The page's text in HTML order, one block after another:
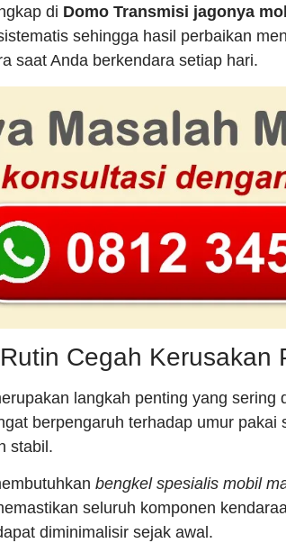
di Domo Transmisi jagonya
sehingga hasil perbaikan
saat Anda berkendara setiap hari.
Cegah Kerusakan
langkah penting yang sering
berpengaruh terhadap umur pakai
stabil.
bengkel spesialis mobil
seluruh komponen
diminimalisir sejak awal.